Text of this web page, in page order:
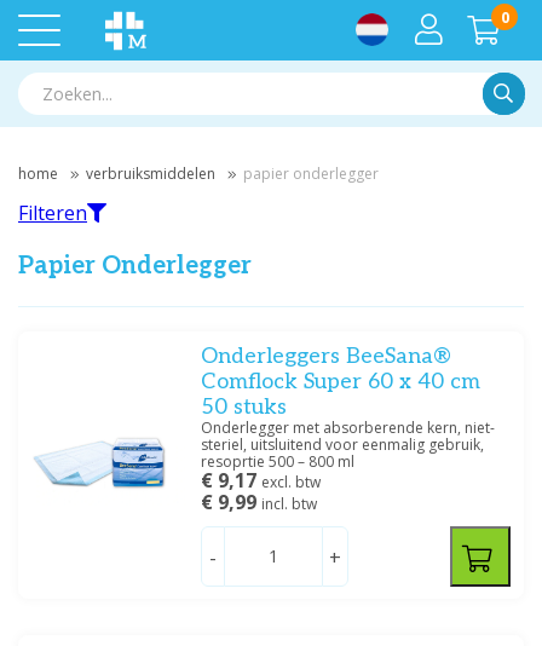
0
home verbruiksmiddelen papier onderlegger
Medische Vakhandel(3)
Meditrade(3)
Filteren
Papier Onderlegger
Onderleggers BeeSana®
Comflock Super 60 x 40 cm
50 stuks
Onderlegger met absorberende kern, niet-
steriel, uitsluitend voor eenmalig gebruik,
resoprtie 500 – 800 ml
€ 9,17 excl. btw
€ 9,99 incl. btw
- +